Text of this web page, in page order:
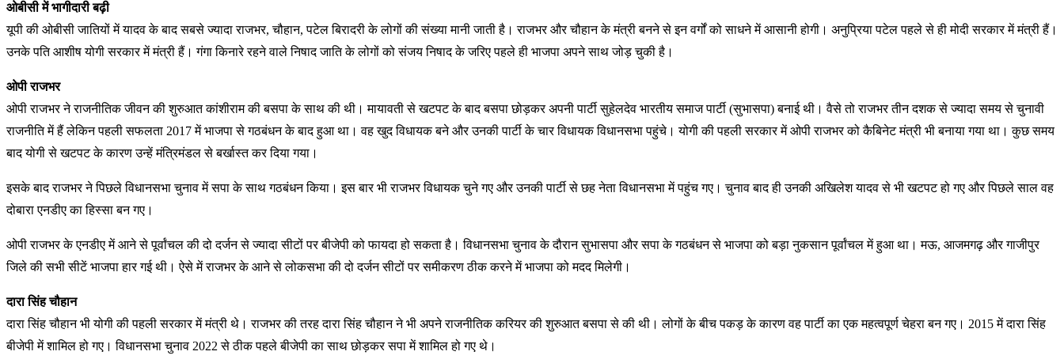
ओबीसी में भागीदारी बढ़ी
यूपी की ओबीसी जातियों में यादव के बाद सबसे ज्यादा राजभर, चौहान, पटेल बिरादरी के लोगों की संख्या मानी जाती है। राजभर और चौहान के मंत्री बनने से इन वर्गों को साधने में आसानी होगी। अनुप्रिया पटेल पहले से ही मोदी सरकार में मंत्री हैं।
उनके पति आशीष योगी सरकार में मंत्री हैं। गंगा किनारे रहने वाले निषाद जाति के लोगों को संजय निषाद के जरिए पहले ही भाजपा अपने साथ जोड़ चुकी है।
ओपी राजभर
ओपी राजभर ने राजनीतिक जीवन की शुरुआत कांशीराम की बसपा के साथ की थी। मायावती से खटपट के बाद बसपा छोड़कर अपनी पार्टी सुहेलदेव भारतीय समाज पार्टी (सुभासपा) बनाई थी। वैसे तो राजभर तीन दशक से ज्यादा समय से चुनावी
राजनीति में हैं लेकिन पहली सफलता 2017 में भाजपा से गठबंधन के बाद हुआ था। वह खुद विधायक बने और उनकी पार्टी के चार विधायक विधानसभा पहुंचे। योगी की पहली सरकार में ओपी राजभर को कैबिनेट मंत्री भी बनाया गया था। कुछ समय
बाद योगी से खटपट के कारण उन्हें मंत्रिमंडल से बर्खास्त कर दिया गया।
इसके बाद राजभर ने पिछले विधानसभा चुनाव में सपा के साथ गठबंधन किया। इस बार भी राजभर विधायक चुने गए और उनकी पार्टी से छह नेता विधानसभा में पहुंच गए। चुनाव बाद ही उनकी अखिलेश यादव से भी खटपट हो गए और पिछले साल वह
दोबारा एनडीए का हिस्सा बन गए।
ओपी राजभर के एनडीए में आने से पूर्वांचल की दो दर्जन से ज्यादा सीटों पर बीजेपी को फायदा हो सकता है। विधानसभा चुनाव के दौरान सुभासपा और सपा के गठबंधन से भाजपा को बड़ा नुकसान पूर्वांचल में हुआ था। मऊ, आजमगढ़ और गाजीपुर
जिले की सभी सीटें भाजपा हार गई थी। ऐसे में राजभर के आने से लोकसभा की दो दर्जन सीटों पर समीकरण ठीक करने में भाजपा को मदद मिलेगी।
दारा सिंह चौहान
दारा सिंह चौहान भी योगी की पहली सरकार में मंत्री थे। राजभर की तरह दारा सिंह चौहान ने भी अपने राजनीतिक करियर की शुरुआत बसपा से की थी। लोगों के बीच पकड़ के कारण वह पार्टी का एक महत्वपूर्ण चेहरा बन गए। 2015 में दारा सिंह
बीजेपी में शामिल हो गए। विधानसभा चुनाव 2022 से ठीक पहले बीजेपी का साथ छोड़कर सपा में शामिल हो गए थे।